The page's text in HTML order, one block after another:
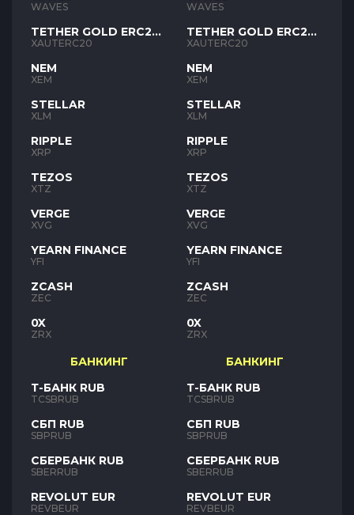
WAVES
TETHER GOLD ERC20
XAUT
XAUTERC20
NEM
XEM
STELLAR
XLM
RIPPLE
XRP
TEZOS
XTZ
VERGE
XVG
YEARN FINANCE
YFI
ZCASH
ZEC
0X
ZRX
БАНКИНГ
Т-БАНК RUB
TCSBRUB
СБП RUB
SBPRUB
СБЕРБАНК RUB
SBERRUB
REVOLUT EUR
REVBEUR
WAVES
TETHER GOLD ERC20
XAUT
XAUTERC20
NEM
XEM
STELLAR
XLM
RIPPLE
XRP
TEZOS
XTZ
VERGE
XVG
YEARN FINANCE
YFI
ZCASH
ZEC
0X
ZRX
БАНКИНГ
Т-БАНК RUB
TCSBRUB
СБП RUB
SBPRUB
СБЕРБАНК RUB
SBERRUB
REVOLUT EUR
REVBEUR